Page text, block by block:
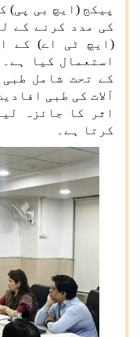
پیکج (ایچ بی پی)
کی مدد کرنے کے
(ایچ ٹی اے) کے
استعمال کیا
کے تحت شامل
آلات کی طبی
اثر کا جائزہ
کرتا ہے۔